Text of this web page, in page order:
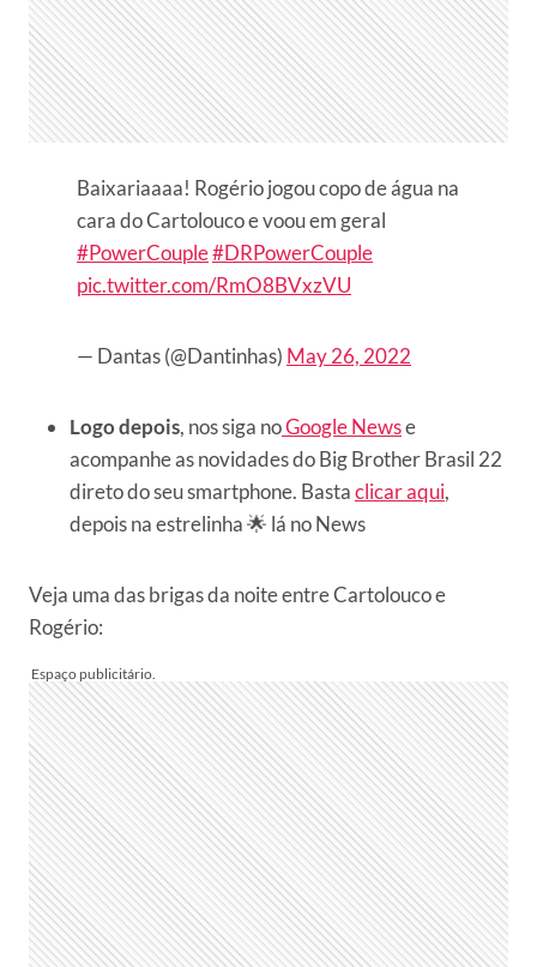
Baixariaaaa! Rogério jogou copo de água na
cara do Cartolouco e voou em geral
#PowerCouple#DRPowerCouple
pic.twitter.com/RmO8BVxzVU
— Dantas (@Dantinhas) May 26, 2022
Logo depois, nos siga noGoogle Newse
acompanhe as novidades do Big Brother Brasil 22
direto do seu smartphone. Bastaclicar aqui,
depois na estrelinha 🌟 lá no News
Veja uma das brigas da noite entre Cartolouco e
Rogério: